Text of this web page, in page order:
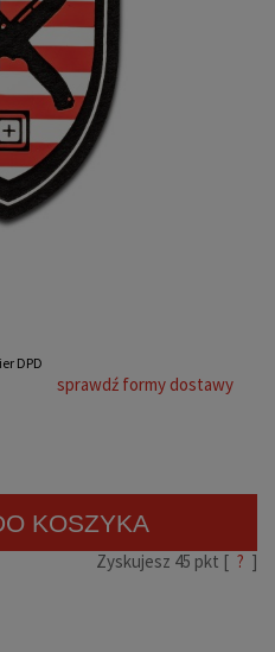
DPD
sprawdź formy dostawy
KOSZYKA
Zyskujesz 45 pkt [ ? ]